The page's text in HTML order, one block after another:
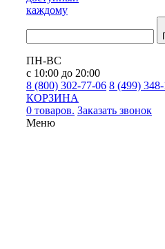
каждому
ПН-ВС
с 10:00 до 20:00
8 (800) 302-77-06 8 (499) 348-
КОРЗИНА
0 товаров. Заказать звонок
Меню